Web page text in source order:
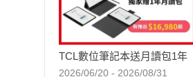
TCL數位筆記本送月讀包1年
2026/06/20 - 2026/08/31